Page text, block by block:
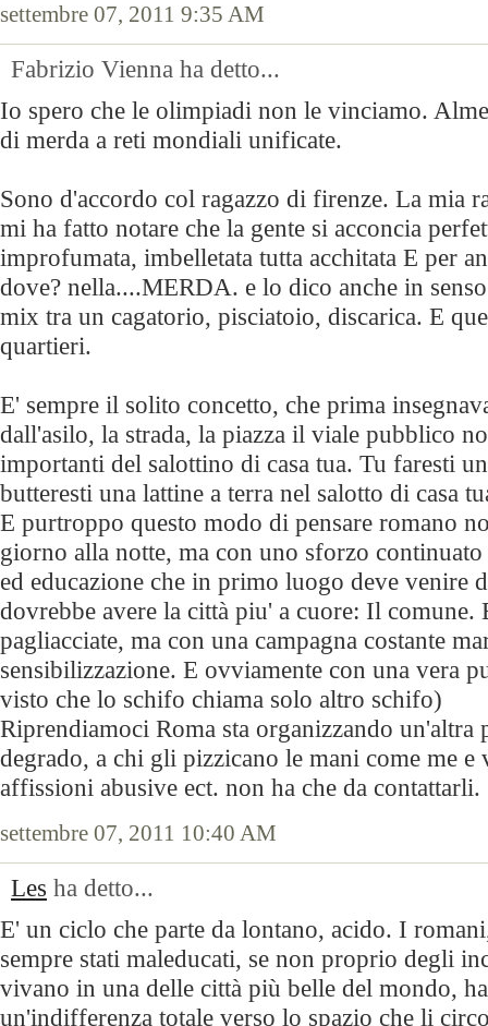
settembre 07, 2011 9:35 AM
Fabrizio Vienna ha detto...
Io spero che le olimpiadi non le vinciamo.
di merda a reti mondiali unificate.
Sono d'accordo col ragazzo di firenze. La mia
mi ha fatto notare che la gente si acconcia
improfumata, imbelletata tutta acchitata E per
dove? nella....MERDA. e lo dico anche in
mix tra un cagatorio, pisciatoio, discarica. E
quartieri.
E' sempre il solito concetto, che prima
dall'asilo, la strada, la piazza il viale pubblico
importanti del salottino di casa tua. Tu faresti
butteresti una lattine a terra nel salotto di casa
E purtroppo questo modo di pensare romano
giorno alla notte, ma con uno sforzo
ed educazione che in primo luogo deve venire
dovrebbe avere la città piu' a cuore: Il comune.
pagliacciate, ma con una campagna costante
sensibilizzazione. E ovviamente con una vera
visto che lo schifo chiama solo altro schifo)
Riprendiamoci Roma sta organizzando un'altra
degrado, a chi gli pizzicano le mani come me e
affissioni abusive ect. non ha che da contattarli.
settembre 07, 2011 10:40 AM
Les ha detto...
E' un ciclo che parte da lontano, acido. I
sempre stati maleducati, se non proprio degli
vivano in una delle città più belle del mondo,
un'indifferenza totale verso lo spazio che li